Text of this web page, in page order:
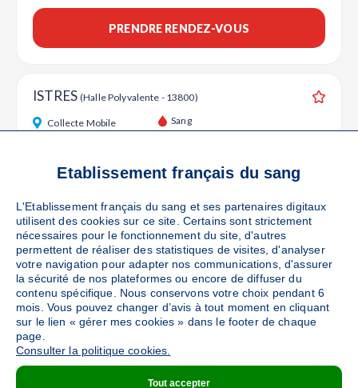
PRENDRE RENDEZ-VOUS
ISTRES (Halle Polyvalente - 13800)
Collecte Mobile Sang
104 places disponibles
PRENDRE RENDEZ-VOUS
FOS SUR MER (Arcelor Mittal - 13777)
Collecte Mobile Sang
Le lundi 21 septembre de 10h30 à 12h et de 13h à 16h
Etablissement français du sang
L'Etablissement français du sang et ses partenaires digitaux
utilisent des cookies sur ce site. Certains sont strictement
nécessaires pour le fonctionnement du site, d'autres
permettent de réaliser des statistiques de visites, d'analyser
votre navigation pour adapter nos communications, d'assurer
la sécurité de nos plateformes ou encore de diffuser du
contenu spécifique. Nous conservons votre choix pendant 6
mois. Vous pouvez changer d’avis à tout moment en cliquant
sur le lien « gérer mes cookies » dans le footer de chaque
page.
Consulter la politique cookies.
Tout accepter